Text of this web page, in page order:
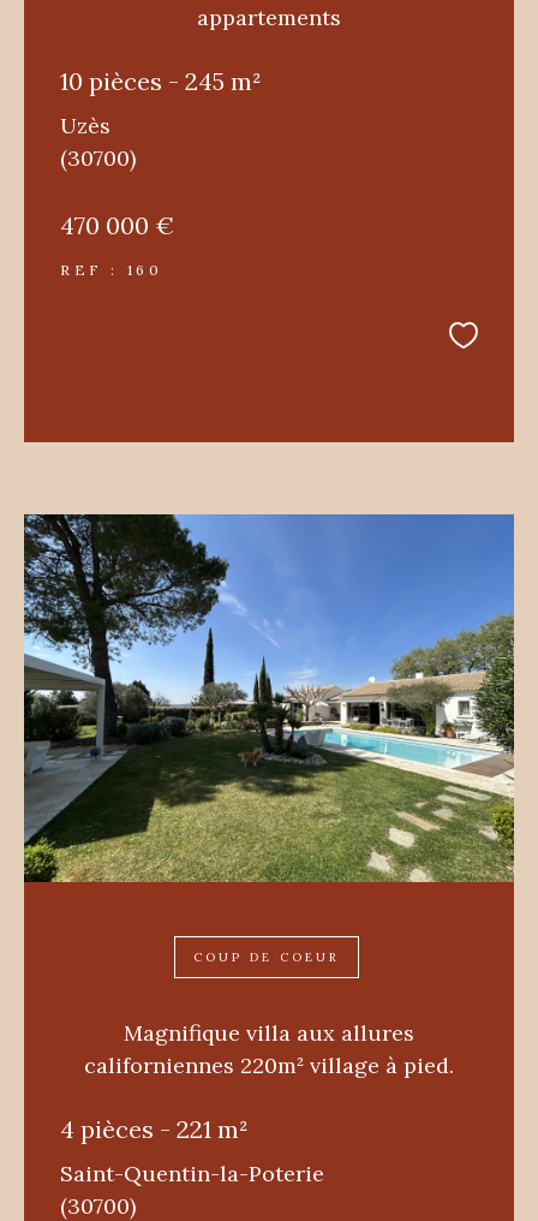
appartements
10 pièces - 245 m²
Uzès
(30700)
470 000 €
REF : 160
COUP DE COEUR
Magnifique villa aux allures
californiennes 220m² village à pied.
4 pièces - 221 m²
Saint-Quentin-la-Poterie
(30700)